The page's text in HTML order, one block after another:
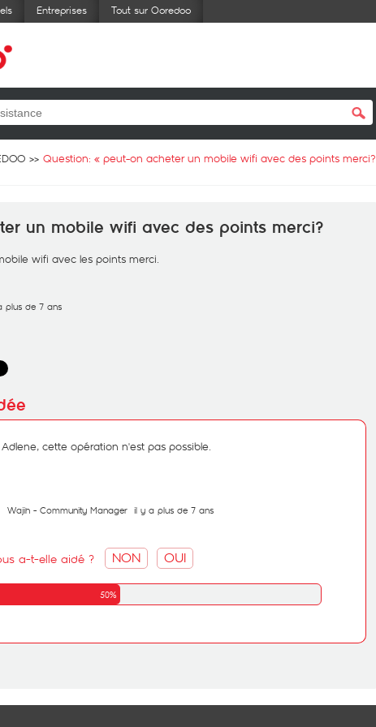
Entreprises Tout sur Ooredoo
Question: « peut-on acheter un mobile wifi avec des points merci?
un mobile wifi avec des points merci?
wifi avec les points merci.
plus de 7 ans
cette opération n'est pas possible.
Wajih - Community Manager il y a plus de 7 ans
a-t-elle aidé ? NON OUI
50%